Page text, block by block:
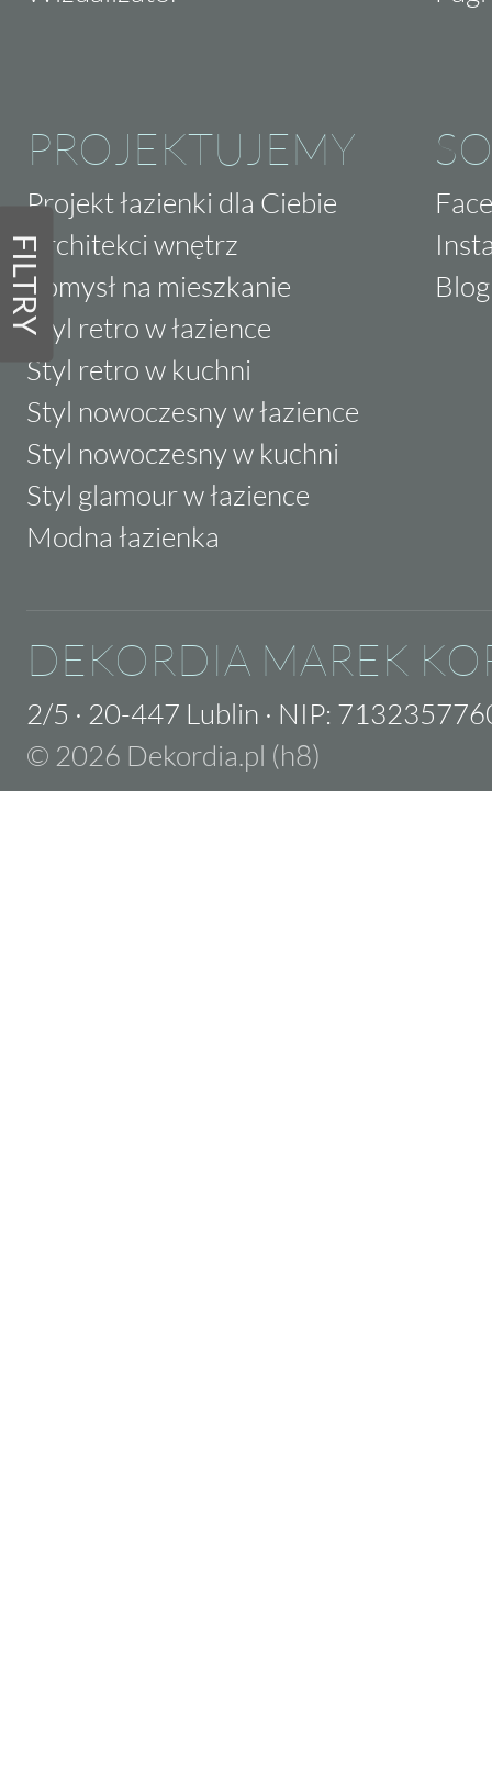
FILTRY
PROJEKTUJEMY
Projekt łazienki dla Ciebie
Architekci wnętrz
Pomysł na mieszkanie
Styl retro w łazience
Styl retro w kuchni
Styl nowoczesny w łazience
Styl nowoczesny w kuchni
Styl glamour w łazience
Modna łazienka
Blog
DEKORDIA MAREK
2/5 · 20-447 Lublin · NIP:
© 2026 Dekordia.pl (h8)